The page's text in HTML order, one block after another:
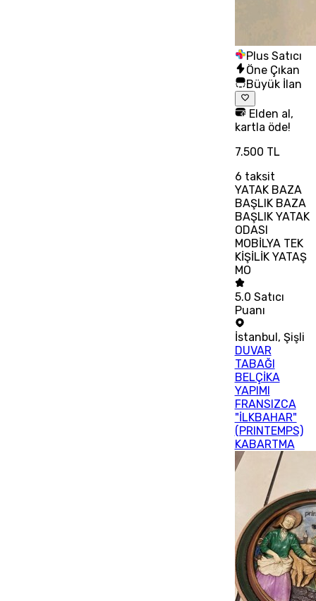
Plus Satıcı
Öne Çıkan
Büyük İlan
Elden al,
kartla öde!
7.500 TL
6 taksit
YATAK BAZA
BAŞLIK BAZA
BAŞLIK YATAK
ODASI
MOBİLYA TEK
KİŞİLİK YATAŞ
MO
5.0 Satıcı
Puanı
İstanbul , Şişli
DUVAR
TABAĞI
BELÇİKA
YAPIMI
FRANSIZCA
"İLKBAHAR"
(PRINTEMPS)
KABARTMA